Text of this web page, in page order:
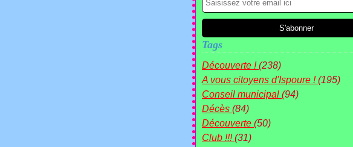
Tags
Découverte !(238)
A vous citoyens d'Ispoure !(195)
Conseil municipal (94)
Décès (84)
Découverte (50)
Club !!!(31)